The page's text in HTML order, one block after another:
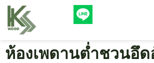
ห้องเพดานต่ำชวนอึ